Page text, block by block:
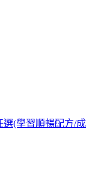
選(學習順暢配方/成